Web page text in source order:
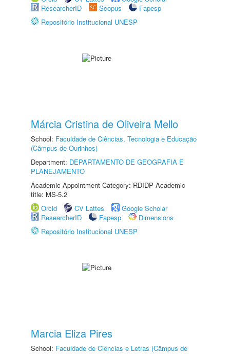
ResearcherID
Scopus
Fapesp
Repositório Institucional UNESP
Márcia Cristina de Oliveira Mello
School: Faculdade de Ciências, Tecnologia e Educação
(Câmpus de Ourinhos)
Department: DEPARTAMENTO DE GEOGRAFIA E
PLANEJAMENTO
Academic Appointment Category: RDIDP Academic
title: MS-5.2
Orcid
CV Lattes
Google Scholar
ResearcherID
Fapesp
Dimensions
Repositório Institucional UNESP
Marcia Eliza Pires
School: Faculdade de Ciências e Letras (Câmpus de